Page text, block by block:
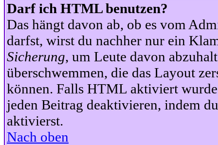
Darf ich HTML benutzen?
Das hängt davon ab, ob es vom
darfst, wirst du nachher nur ein
Sicherung, um Leute davon
überschwemmen, die das Layout
können. Falls HTML aktiviert
jeden Beitrag deaktivieren, indem
aktivierst.
Nach oben